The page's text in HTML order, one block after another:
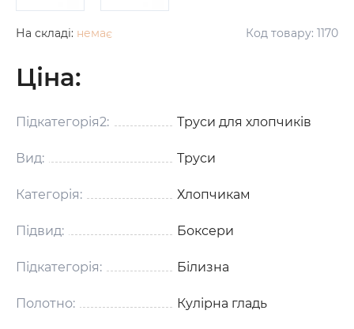
На складі: немає Код товару: 1170
Ціна:
Підкатегорія2: Труси для хлопчиків
Вид: Труси
Категорія: Хлопчикам
Підвид: Боксери
Підкатегорія: Білизна
Полотно: Кулірна гладь